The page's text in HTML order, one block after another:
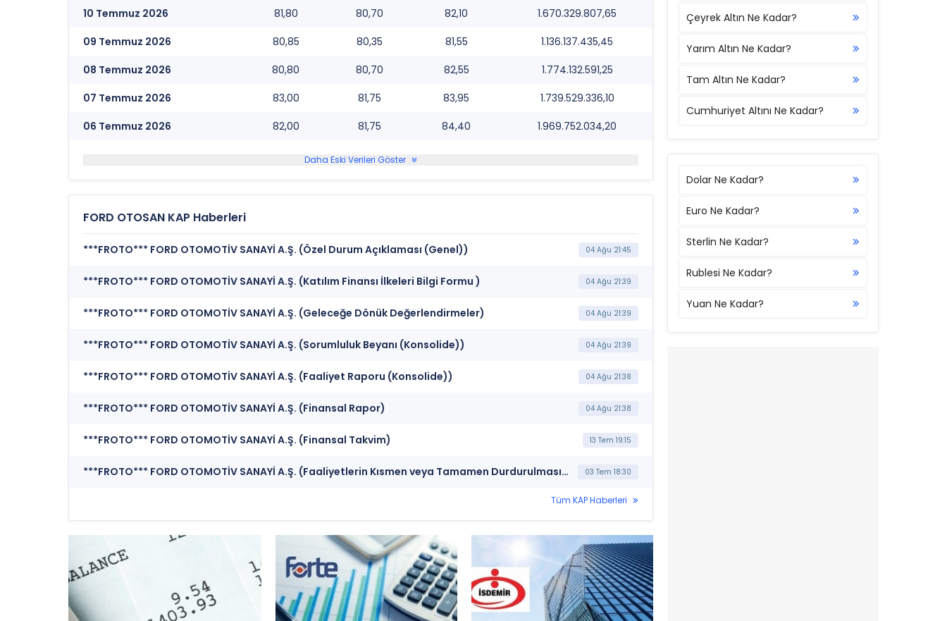
10 Temmuz 2026
81,80 80,70 82,10
1.670.329.807,65
09 Temmuz 2026
80,85 80,35 81,55
1.136.137.435,45
08 Temmuz 2026
80,80 80,70 82,55
1.774.132.591,25
07 Temmuz 2026
83,00 81,75 83,95
1.739.529.336,10
06 Temmuz 2026
82,00 81,75 84,40 1.969.752.034,20
Daha Eski Verileri Göster
FORD OTOSAN KAP Haberleri
***FROTO*** FORD OTOMOTİV SANAYİ A.Ş. (Özel Durum Açıklaması (Genel)) 04 Ağu 21:45
***FROTO*** FORD OTOMOTİV SANAYİ A.Ş. (Katılım Finansı İlkeleri Bilgi Formu ) 04 Ağu 21:39
***FROTO*** FORD OTOMOTİV SANAYİ A.Ş. (Geleceğe Dönük Değerlendirmeler) 04 Ağu 21:39
***FROTO*** FORD OTOMOTİV SANAYİ A.Ş. (Sorumluluk Beyanı (Konsolide)) 04 Ağu 21:39
***FROTO*** FORD OTOMOTİV SANAYİ A.Ş. (Faaliyet Raporu (Konsolide)) 04 Ağu 21:38
***FROTO*** FORD OTOMOTİV SANAYİ A.Ş. (Finansal Rapor) 04 Ağu 21:38
***FROTO*** FORD OTOMOTİV SANAYİ A.Ş. (Finansal Takvim) 13 Tem 19:15
***FROTO*** FORD OTOMOTİV SANAYİ A.Ş. (Faaliyetlerin Kısmen veya Tamamen Durdurulması ya da İmkansız Hale Gelmesi) 03 Tem 18:30
Tüm KAP Haberleri
Çeyrek Altın Ne Kadar?
Yarım Altın Ne Kadar?
Tam Altın Ne Kadar?
Cumhuriyet Altını Ne Kadar?
Dolar Ne Kadar?
Euro Ne Kadar?
Sterlin Ne Kadar?
Rublesi Ne Kadar?
Yuan Ne Kadar?